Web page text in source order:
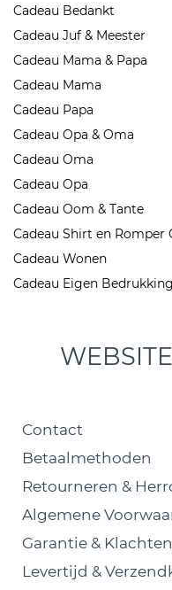
Cadeau Bedankt
Cadeau Juf & Meester
Cadeau Mama & Papa
Cadeau Mama
Cadeau Papa
Cadeau Opa & Oma
Cadeau Oma
Cadeau Opa
Cadeau Oom & Tante
Cadeau Shirt en Romper
Cadeau Wonen
Cadeau Eigen
Contact
Betaalmethoden
Retourneren &
Algemene
Garantie & Klachten
Levertijd &